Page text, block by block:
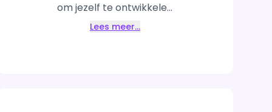
om jezelf te ontwikkele...
Lees meer…